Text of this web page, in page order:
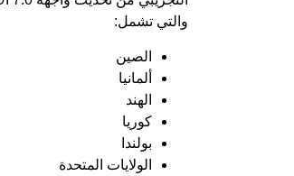
والتي تشمل:
الصين
ألمانيا
الهند
كوريا
بولندا
الولايات المتحدة